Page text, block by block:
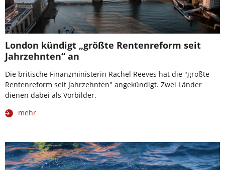
London kündigt „größte Rentenreform seit
Jahrzehnten“ an
Die britische Finanzministerin Rachel Reeves hat die "größte
Rentenreform seit Jahrzehnten" angekündigt. Zwei Länder
dienen dabei als Vorbilder.
mehr